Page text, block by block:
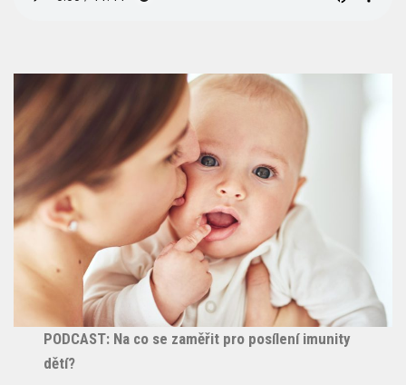
PODCAST: Na co se zaměřit pro posílení imunity
dětí?